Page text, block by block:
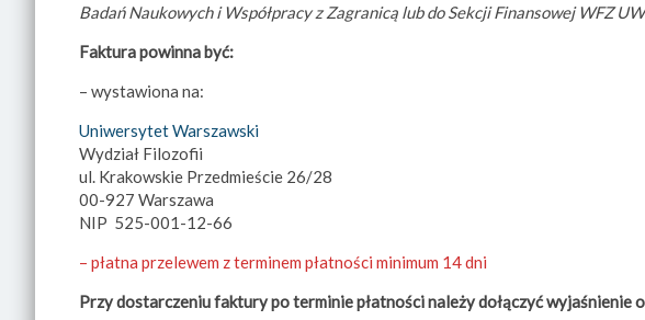
Badań Naukowych i Współpracy z Zagranicą lub do Sekcji Finansowej WFZ
Faktura powinna być:
– wystawiona na:
Uniwersytet Warszawski
Wydział Filozofii
ul. Krakowskie Przedmieście 26/28
00-927 Warszawa
NIP 525-001-12-66
– płatna przelewem z terminem płatności minimum 14 dni
Przy dostarczeniu faktury po terminie płatności należy dołączyć